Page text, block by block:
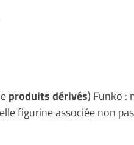
produits dérivés) Funko :
figurine associée non